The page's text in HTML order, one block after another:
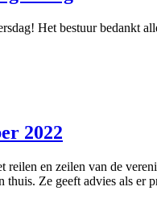
Het bestuur bedankt
2022
en zeilen van de
Ze geeft advies als er